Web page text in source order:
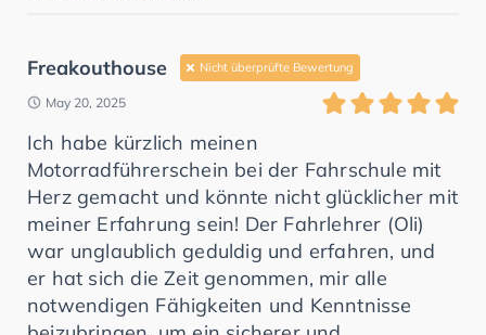
Freakouthouse Nicht überprüfte Bewertung
May 20, 2025
Ich habe kürzlich meinen
Motorradführerschein bei der Fahrschule mit
Herz gemacht und könnte nicht glücklicher mit
meiner Erfahrung sein! Der Fahrlehrer (Oli)
war unglaublich geduldig und erfahren, und
er hat sich die Zeit genommen, mir alle
notwendigen Fähigkeiten und Kenntnisse